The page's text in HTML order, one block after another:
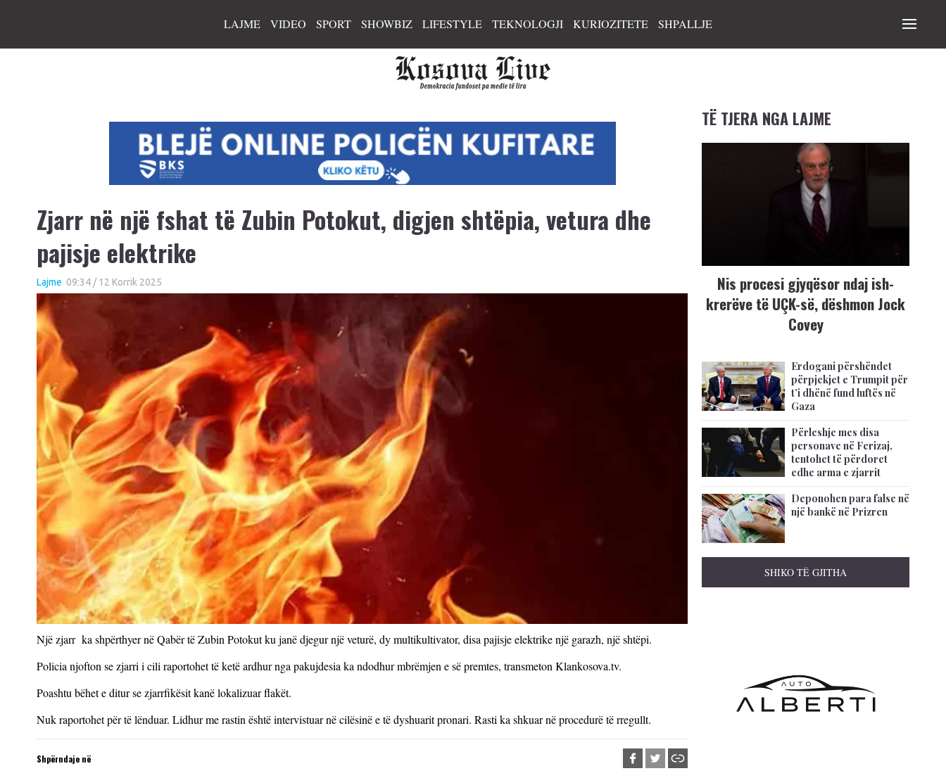
LAJME VIDEO SPORT SHOWBIZ LIFESTYLE TEKNOLOGJI KURIOZITETE SHPALLJE
Zjarr në një fshat të Zubin Potokut, digjen shtëpia, vetura dhe
pajisje elektrike
Lajme 09:34 / 12 Korrik 2025
Një zjarr ka shpërthyer në Qabër të Zubin Potokut ku janë djegur një veturë, dy multikultivator, disa pajisje elektrike një garazh, një shtëpi.
Policia njofton se zjarri i cili raportohet të ketë ardhur nga pakujdesia ka ndodhur mbrëmjen e së premtes, transmeton Klankosova.tv.
Poashtu bëhet e ditur se zjarrfikësit kanë lokalizuar flakët.
Nuk raportohet për të lënduar. Lidhur me rastin është intervistuar në cilësinë e të dyshuarit pronari. Rasti ka shkuar në procedurë të rregullt.
Shpërndaje në
TË TJERA NGA LAJME
Nis procesi gjyqësor ndaj ish-
krerëve të UÇK-së, dëshmon Jock
Covey
Erdogani përshëndet
përpjekjet e Trumpit për
t’i dhënë fund luftës në
Gaza
Përleshje mes disa
personave në Ferizaj,
tentohet të përdoret
edhe arma e zjarrit
Deponohen para false në
një bankë në Prizren
SHIKO TË GJITHA